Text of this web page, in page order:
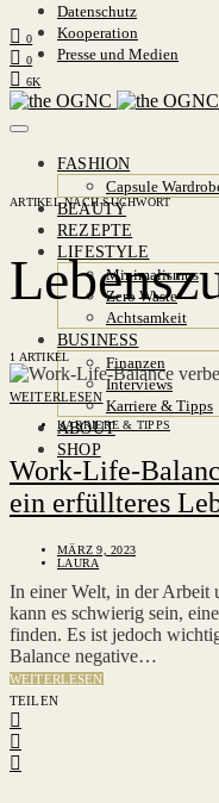
Datenschutz
Kooperation
Presse und Medien
0
0
6K
FASHION
Capsule
BEAUTY
REZEPTE
LIFESTYLE
Minimalismus
Zero Waste
Achtsamkeit
BUSINESS
Finanzen
Interviews
Karriere & Tipps
ABOUT
SHOP
ARTIKEL NACH SUCHWORT
1 ARTIKEL
WEITERLESEN
KARRIERE & TIPPS
Work-Life-
ein erfüllteres
MÄRZ 9, 2023
LAURA
In einer Welt, in der Arbeit
kann es schwierig sein,
finden. Es ist jedoch
Balance negative…
WEITERLESEN
TEILEN